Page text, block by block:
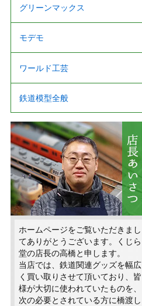
グリーンマックス
モデモ
ワールド工芸
鉄道模型全般
ホームページをご覧いただきまし
てありがとうございます。くじら
堂の店長の高橋と申します。
当店では、鉄道関連グッズを幅広
く買い取りさせて頂いており、皆
様が大切に使われていたものを、
次の必要とされている方に橋渡し